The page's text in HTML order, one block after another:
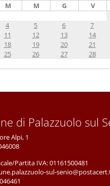
M M G V
4 5 6 7
11 12 13 14
18 19 20 21
25 26 27 28
di Palazzuolo sul
Alpi, 1
Partita IVA:01161500481
sul-